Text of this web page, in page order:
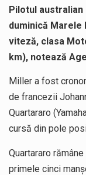
Pilotul
duminică Marele
viteză, clasa
km), notează
Miller a fost
de francezii
Quartararo
cursă din pole
Quartararo
primele cinci